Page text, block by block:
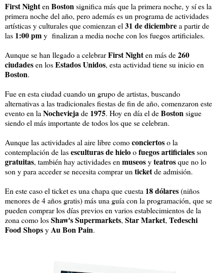
First Nighten Bostonsignifica más que la primera noche, y sí es la
primera noche del año, pero además es un programa de actividades
artísticas y culturales que comienzan el 31 de diciembrea partir de
las 1:00 pmy finalizan a media noche con los fuegos artificiales.
Aunque se han llegado a celebrarFirst Nighten más de260
ciudadesen losEstados Unidos, esta actividad tiene su inicio en
Boston.
Fue en esta ciudad cuando un grupo de artistas, buscando
alternativas a las tradicionales fiestas de fin de año, comenzaron este
evento en la Nocheviejade 1975. Hoy en día el deBostonsigue
siendo el más importante de todos los que se celebran.
Aunque las actividades al aire libre comoconciertoso la
contemplación de lasesculturas de hieloofuegos artificialesson
gratuitas, también hay actividades en museosyteatrosque no lo
son y para acceder se necesita comprar un ticketde admisión.
En este caso el ticket es una chapa que cuesta 18 dólares(niños
menores de 4 años gratis) más una guía con la programación, que se
pueden comprar los días previos en varios establecimientos de la
zona como losShaw's Supermarkets, Star Market, Tedeschi
Food ShopsyAu Bon Pain.